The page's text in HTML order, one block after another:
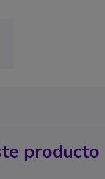
producto